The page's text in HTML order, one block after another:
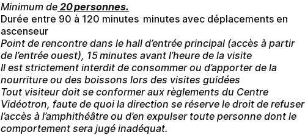
Minimum de 20 personnes.
Durée entre 90 à 120 minutes  minutes avec déplacements en
ascenseur
Point de rencontre dans le hall d’entrée principal (accès à partir
de l’entrée ouest), 15 minutes avant l’heure de la visite
Il est strictement interdit de consommer ou d’apporter de la
nourriture ou des boissons lors des visites guidées
Tout visiteur doit se conformer aux règlements du Centre
Vidéotron, faute de quoi la direction se réserve le droit de refuser
l’accès à l’amphithéâtre ou d’en expulser toute personne dont le
comportement sera jugé inadéquat.